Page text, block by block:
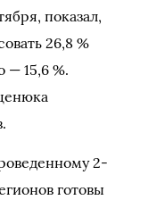
показал,
26,8 %
— 15,6 %.
2-
готовы